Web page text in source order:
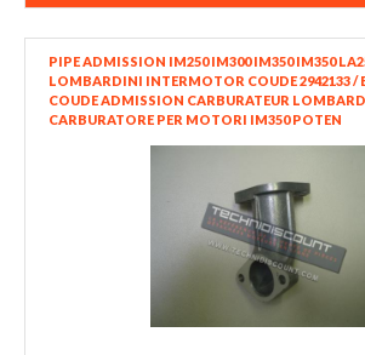
PIPE ADMISSION IM250 IM300 IM350 IM350
LOMBARDINI INTERMOTOR COUDE 2942133 /
COUDE ADMISSION CARBURATEUR
CARBURATORE PER MOTORI IM350 POTEN